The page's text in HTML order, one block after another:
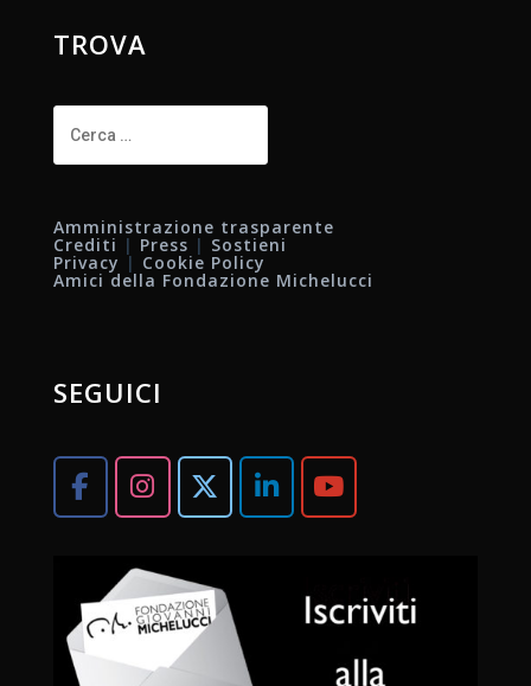
TROVA
per:
Amministrazione trasparente
Crediti | Press | Sostieni
Privacy | Cookie Policy
Amici della Fondazione Michelucci
SEGUICI